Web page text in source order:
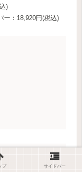
)
ー：18,920円(税込)
プ サイドバー